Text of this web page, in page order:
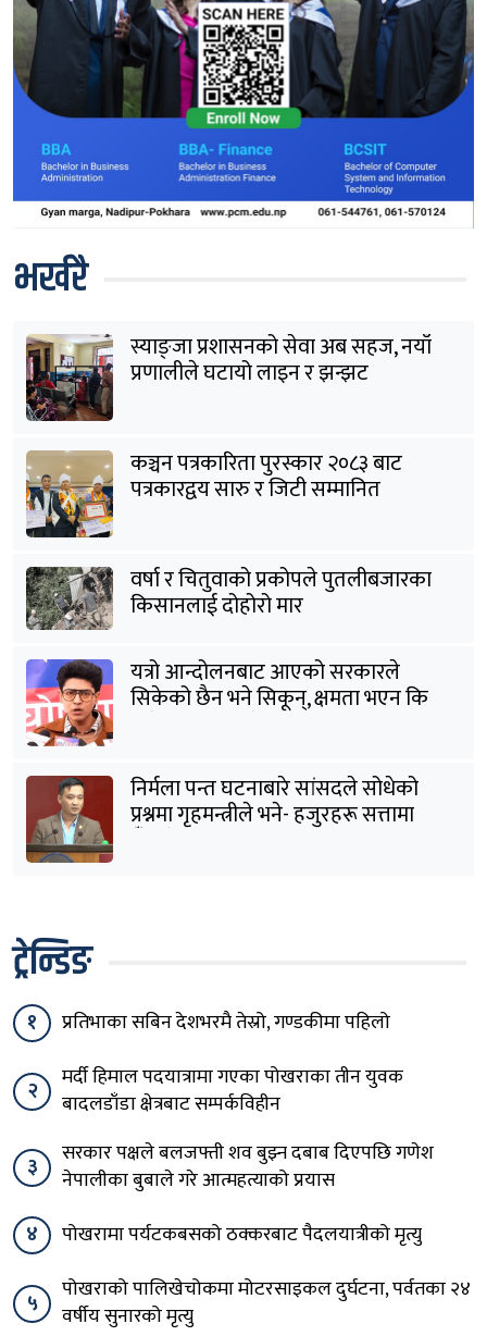
भर्खरै
स्याङ्जा प्रशासनको सेवा अब सहज, नयाँ
प्रणालीले घटायो लाइन र झन्झट
कञ्चन पत्रकारिता पुरस्कार २०८३ बाट
पत्रकारद्वय सारु र जिटी सम्मानित
वर्षा र चितुवाको प्रकोपले पुतलीबजारका
किसानलाई दोहोरो मार
यत्रो आन्दोलनबाट आएको सरकारले
सिकेको छैन भने सिकून्, क्षमता भएन कि
निर्मला पन्त घटनाबारे सांसदले सोधेको
प्रश्नमा गृहमन्त्रीले भने- हजुरहरू सत्तामा
ट्रेन्डिङ
१ प्रतिभाका सबिन देशभरमै तेस्रो, गण्डकीमा पहिलो
२
मर्दी हिमाल पदयात्रामा गएका पोखराका तीन युवक
बादलडाँडा क्षेत्रबाट सम्पर्कविहीन
३
सरकार पक्षले बलजफ्ती शव बुझ्न दबाब दिएपछि गणेश
नेपालीका बुबाले गरे आत्महत्याको प्रयास
४
पोखरामा पर्यटकबसको ठक्करबाट पैदलयात्रीको मृत्यु
५
पोखराको पालिखेचोकमा मोटरसाइकल दुर्घटना, पर्वतका २४
वर्षीय सुनारको मृत्यु